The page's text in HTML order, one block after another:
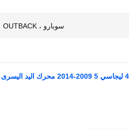
سوبارو ، OUTBACK